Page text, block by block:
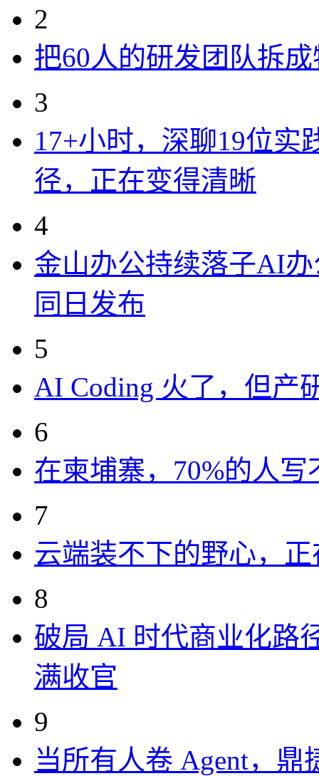
2
把60人的研发团队拆
3
17+小时，深聊19位实
径，正在变得清晰
4
金山办公持续落子AI办
同日发布
5
AI Coding 火了，但产
6
在柬埔寨，70%的人写
7
云端装不下的野心，
8
破局 AI 时代商业化路
满收官
9
当所有人卷 Agent，